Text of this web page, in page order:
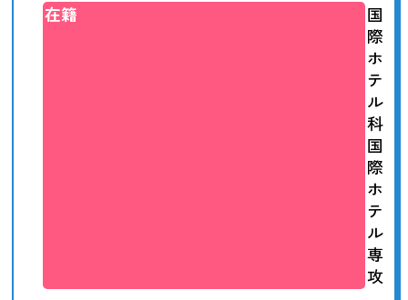
在籍
国
際
ホ
テ
ル
科
国
際
ホ
テ
ル
専
攻